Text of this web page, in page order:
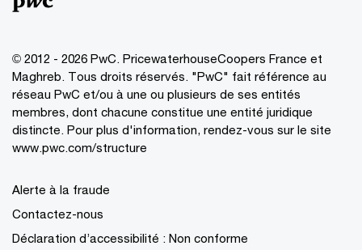
© 2012 - 2026 PwC. PricewaterhouseCoopers France et
Maghreb. Tous droits réservés. "PwC" fait référence au
réseau PwC et/ou à une ou plusieurs de ses entités
membres, dont chacune constitue une entité juridique
distincte. Pour plus d'information, rendez-vous sur le site
www.pwc.com/structure
Alerte à la fraude
Contactez-nous
Déclaration d’accessibilité : Non conforme